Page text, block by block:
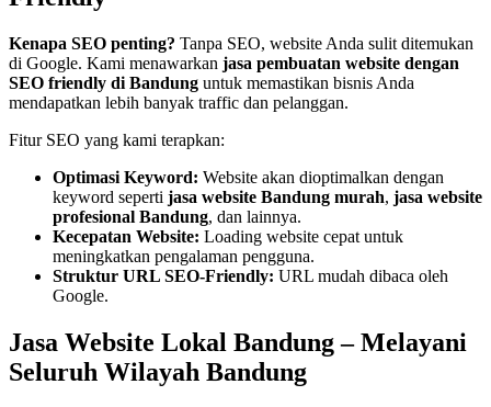
Kenapa SEO penting? Tanpa SEO, website Anda sulit ditemukan
di Google. Kami menawarkan jasa pembuatan website dengan
SEO friendly di Bandung untuk memastikan bisnis Anda
mendapatkan lebih banyak traffic dan pelanggan.
Fitur SEO yang kami terapkan:
Optimasi Keyword: Website akan dioptimalkan dengan
keyword seperti jasa website Bandung murah, jasa website
profesional Bandung, dan lainnya.
Kecepatan Website: Loading website cepat untuk
meningkatkan pengalaman pengguna.
Struktur URL SEO-Friendly: URL mudah dibaca oleh
Google.
Jasa Website Lokal Bandung – Melayani
Seluruh Wilayah Bandung